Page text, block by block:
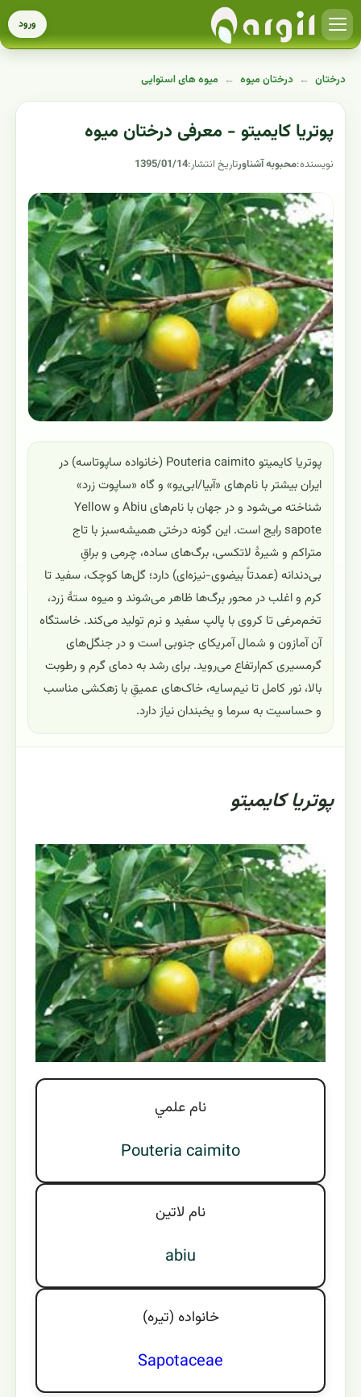
ورود
درختان ← درختان میوه ← میوه های استوایی
پوتریا کایمیتو - معرفی درختان میوه
نویسنده:محبوبه آشناورتاریخ انتشار:1395/01/14
پوتریا کایمیتو Pouteria caimito (خانواده ساپوتاسه) در
ایران بیشتر با نام‌های «آبیا/ابی‌یو» و گاه «ساپوت زرد»
شناخته می‌شود و در جهان با نام‌های Abiu و Yellow
sapote رایج است. این گونه درختی همیشه‌سبز با تاج
متراکم و شیرهٔ لاتکسی، برگ‌های ساده، چرمی و براقِ
بی‌دندانه (عمدتاً بیضوی-نیزه‌ای) دارد؛ گل‌ها کوچک، سفید تا
کرم و اغلب در محور برگ‌ها ظاهر می‌شوند و میوه ستهٔ زرد،
تخم‌مرغی تا کروی با پالپ سفید و نرم تولید می‌کند. خاستگاه
آن آمازون و شمال آمریکای جنوبی است و در جنگل‌های
گرمسیری کم‌ارتفاع می‌روید. برای رشد به دمای گرم و رطوبت
بالا، نور کامل تا نیم‌سایه، خاک‌های عمیقِ با زهکشی مناسب
و حساسیت به سرما و یخبندان نیاز دارد.
پوتریا کایمیتو
نام علمي
Pouteria caimito
نام لاتين
abiu
خانواده (تيره)
Sapotaceae